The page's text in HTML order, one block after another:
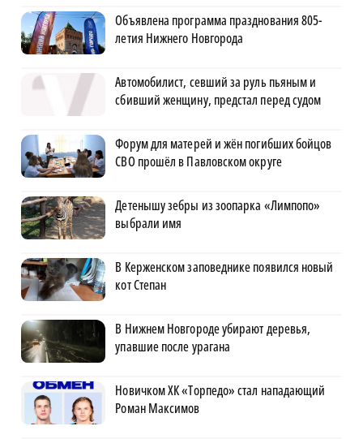
Объявлена программа празднования 805-
летия Нижнего Новгорода
Автомобилист, севший за руль пьяным и
сбивший женщину, предстал перед судом
Форум для матерей и жён погибших бойцов
СВО прошёл в Павловском округе
Детенышу зебры из зоопарка «Лимпопо»
выбрали имя
В Керженском заповеднике появился новый
кот Степан
В Нижнем Новгороде убирают деревья,
упавшие после урагана
Новичком ХК «Торпедо» стал нападающий
Роман Максимов